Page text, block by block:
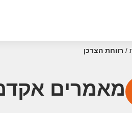
/ רווחת הצרכן
מאמרים